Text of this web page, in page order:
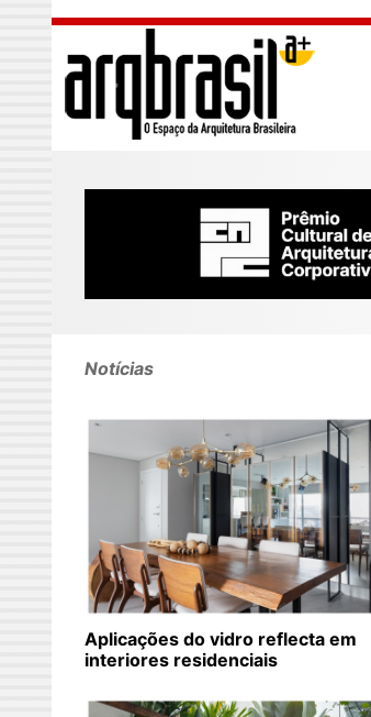
Skip to main content
Notícias
Aplicações do vidro reflecta em
interiores residenciais